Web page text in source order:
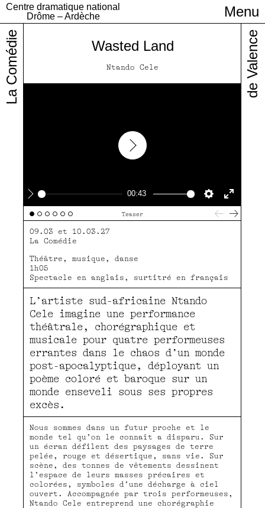
Centre dramatique national
Drôme – Ardèche
Menu
Infos pratiques
Wasted Land
Ntando Cele
Play
00:43
Settings
Enter
Play
Teaser
09.03 et 10.03.27
La Comédie
Théâtre, musique, danse
1h05
Spectacle en anglais, surtitré en français
L’artiste sud-africaine Ntando
Cele imagine une performance
théâtrale, chorégraphique et
musicale pour quatre performeuses
errantes dans le chaos d’un monde
post-apocalyptique, déployant un
poème coloré et baroque sur un
monde enseveli sous ses propres
excès.
Nous sommes dans un futur proche et le
monde tel qu’on le connaît a disparu. Sur
un écran défilent des paysages de terre
pelée, rouge et désertique, sans vie. Sur
scène, des tonnes de vêtements dessinent
l’espace de leurs masses précaires et
colorées, symboles d’une décharge à ciel
ouvert. Accompagnée par trois performeuses,
Ntando Cele entreprend une chorégraphie
La Comédie de Valence